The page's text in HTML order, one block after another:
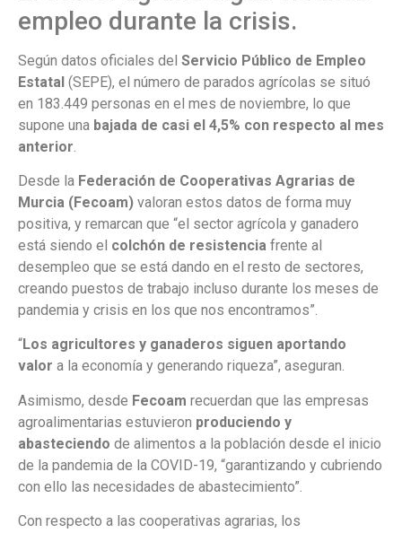
empleo durante la crisis.
Según datos oficiales del Servicio Público de Empleo
Estatal (SEPE), el número de parados agrícolas se situó
en 183.449 personas en el mes de noviembre, lo que
supone una bajada de casi el 4,5% con respecto al mes
anterior
Desde la Federación de Cooperativas Agrarias de
Murcia (Fecoam) valoran estos datos de forma muy
positiva, y remarcan que “el sector agrícola y ganadero
está siendo el colchón de resistencia frente al
desempleo que se está dando en el resto de sectores,
creando puestos de trabajo incluso durante los meses de
pandemia y crisis en los que nos encontramos”.
“Los agricultores y ganaderos siguen aportando
valor a la economía y generando riqueza”, aseguran.
Asimismo, desde Fecoam recuerdan que las empresas
agroalimentarias estuvieron produciendo y
abasteciendo de alimentos a la población desde el inicio
de la pandemia de la COVID-19, “garantizando y cubriendo
con ello las necesidades de abastecimiento”.
Con respecto a las cooperativas agrarias, los